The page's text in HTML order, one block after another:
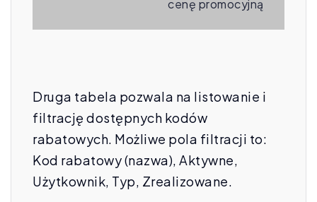
cenę promocyjną
Druga tabela pozwala na listowanie i
filtrację dostępnych kodów
rabatowych. Możliwe pola filtracji to:
Kod rabatowy (nazwa), Aktywne,
Użytkownik, Typ, Zrealizowane.